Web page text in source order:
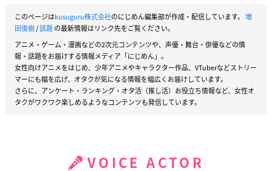
このページはkusuguru株式会社のにじめん編集部が作成・配信しています。 増
田俊樹/話題の最新情報はリンク先をご覧ください。
アニメ・ゲーム・漫画などの2次元コンテンツや、声優・舞台・俳優などの情
報・話題をお届けする情報メディア「にじめん」。
女性向けアニメをはじめ、少年アニメやキャラクター作品、VTuberなどストリー
マーにも幅を広げ、オタクが気になる情報を幅広くお届けしています。
さらに、アンケート・ランキング・オタ活（推し活）お役立ち情報など、女性オ
タクがワクワク楽しめるようなコンテンツも発信しています。
VOICE ACTOR